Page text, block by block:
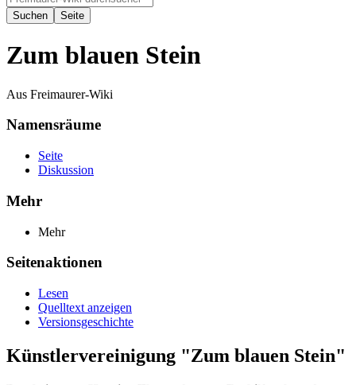
Zum blauen Stein
Aus Freimaurer-Wiki
Namensräume
Seite
Diskussion
Mehr
Mehr
Seitenaktionen
Lesen
Quelltext anzeigen
Versionsgeschichte
Künstlervereinigung "Zum blauen Stein"